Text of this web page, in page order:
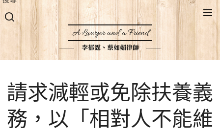
A Lawyer and a Friend
李郁霆、蔡如媚律師
請求減輕或免除扶養義
務，以「相對人不能維